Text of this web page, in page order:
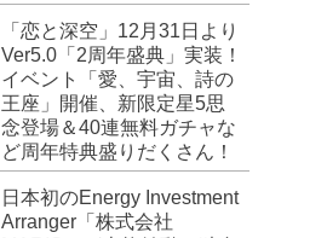
「恋と深空」12月31日より
Ver5.0「2周年盛典」実装！
イベント「愛、宇宙、詩の
王座」開催、新限定星5思
念登場＆40連無料ガチャな
ど周年特典盛りだくさん！
日本初のEnergy Investment
Arranger「株式会社